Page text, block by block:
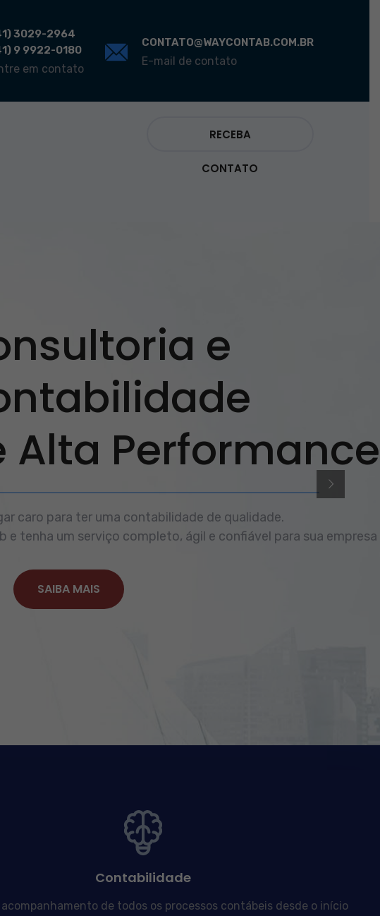
3029-2964
9 9922-0180
em contato
CONTATO@WAYCONTAB.COM.BR
E-mail de contato
RECEBA
CONTATO
e
Alta Performance
caro para ter uma contabilidade de qualidade.
e tenha um serviço completo, ágil e confiável para sua empresa
SAIBA MAIS
Contabilidade
de todos os processos contábeis desde o início